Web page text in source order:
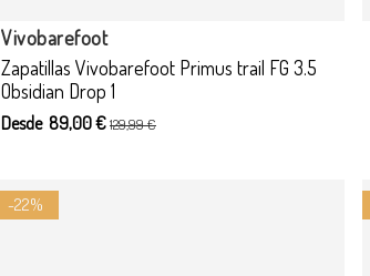
Zapatillas Vivobarefoot Primus trail FG 3.5
Obsidian Drop 1
Vivobarefoot
Desde 89,00 €129,99 €
-22%